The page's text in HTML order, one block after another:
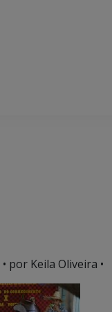
• por Keila Oliveira •